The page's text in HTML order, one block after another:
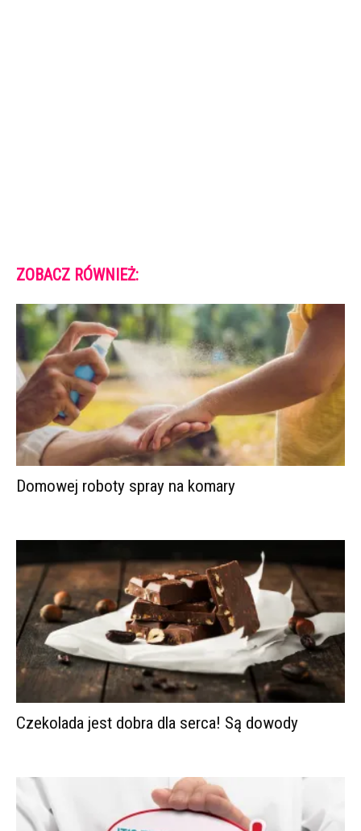
ZOBACZ RÓWNIEŻ:
Domowej roboty spray na komary
Czekolada jest dobra dla serca! Są dowody